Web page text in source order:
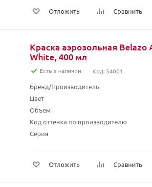
Отложить Сравнить
Краска аэрозольная
White, 400 мл
Есть в наличии Код: 54001
Бренд/Производитель
Цвет
Объем
Код оттенка по производителю
Серия
Отложить Сравнить